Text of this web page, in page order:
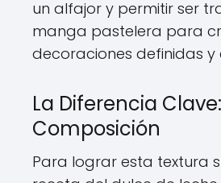
un alfajor y permitir ser
manga pastelera para
decoraciones definidas y
La Diferencia
Composición
Para lograr esta textura